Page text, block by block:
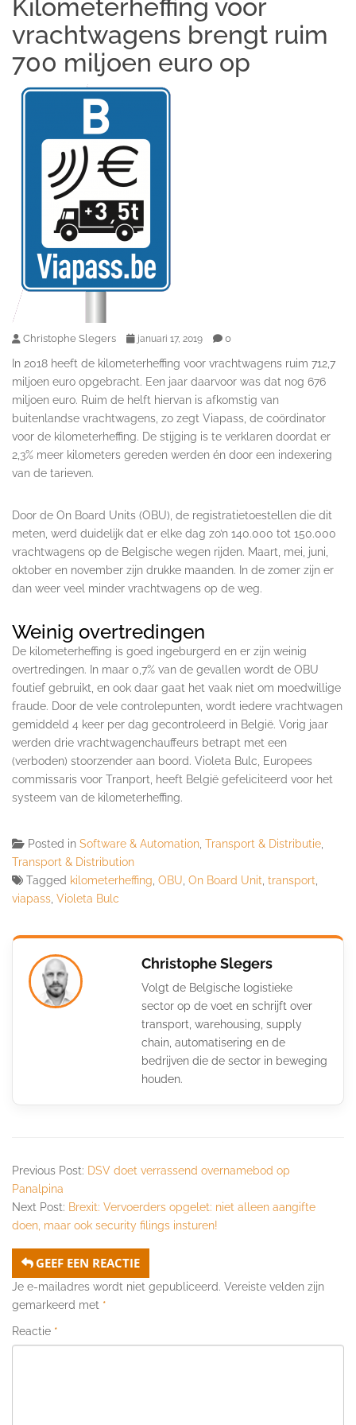
Kilometerheffing voor
vrachtwagens brengt ruim
700 miljoen euro op
Christophe Slegers januari 17, 2019 0
In 2018 heeft de kilometerheffing voor vrachtwagens ruim 712,7
miljoen euro opgebracht. Een jaar daarvoor was dat nog 676
miljoen euro. Ruim de helft hiervan is afkomstig van
buitenlandse vrachtwagens, zo zegt Viapass, de coördinator
voor de kilometerheffing. De stijging is te verklaren doordat er
2,3% meer kilometers gereden werden én door een indexering
van de tarieven.
Door de On Board Units (OBU), de registratietoestellen die dit
meten, werd duidelijk dat er elke dag zo’n 140.000 tot 150.000
vrachtwagens op de Belgische wegen rijden. Maart, mei, juni,
oktober en november zijn drukke maanden. In de zomer zijn er
dan weer veel minder vrachtwagens op de weg.
Weinig overtredingen
De kilometerheffing is goed ingeburgerd en er zijn weinig
overtredingen. In maar 0,7% van de gevallen wordt de OBU
foutief gebruikt, en ook daar gaat het vaak niet om moedwillige
fraude. Door de vele controlepunten, wordt iedere vrachtwagen
gemiddeld 4 keer per dag gecontroleerd in België. Vorig jaar
werden drie vrachtwagenchauffeurs betrapt met een
(verboden) stoorzender aan boord. Violeta Bulc, Europees
commissaris voor Tranport, heeft België gefeliciteerd voor het
systeem van de kilometerheffing.
Posted in Software & Automation Transport & Distributie
Transport & Distribution
Tagged kilometerheffing OBU On Board Unit transport
viapass Violeta Bulc
Christophe Slegers
Volgt de Belgische logistieke
sector op de voet en schrijft over
transport, warehousing, supply
chain, automatisering en de
bedrijven die de sector in beweging
houden.
Previous Post: DSV doet verrassend overnamebod op
Panalpina
Next Post: Brexit: Vervoerders opgelet: niet alleen aangifte
doen, maar ook security filings insturen!
GEEF EEN REACTIE
Je e-mailadres wordt niet gepubliceerd. Vereiste velden zijn
gemarkeerd met *
Reactie *